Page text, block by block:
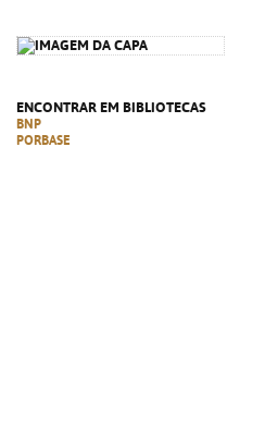
ENCONTRAR EM BIBLIOTECAS
BNP
PORBASE